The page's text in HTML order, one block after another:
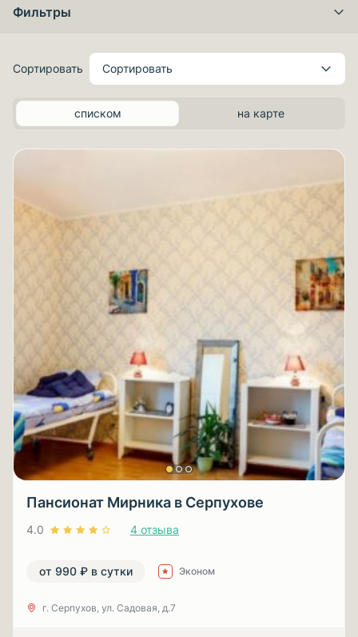
Фильтры
Сортировать Сортировать
списком на карте
Пансионат Мирника в Серпухове
4.0 4 отзыва
от 990 ₽ в сутки Эконом
г. Серпухов, ул. Садовая, д.7